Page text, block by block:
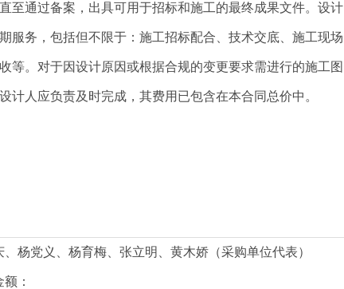
至通过备案，出具可用于招标和施工的最终成果文件。设计
服务，包括但不限于：施工招标配合、技术交底、施工现场
等。对于因设计原因或根据合规的变更要求需进行的施工图
计人应负责及时完成，其费用已包含在本合同总价中。
杨党义、杨育梅、张立明、黄木娇（采购单位代表）
：